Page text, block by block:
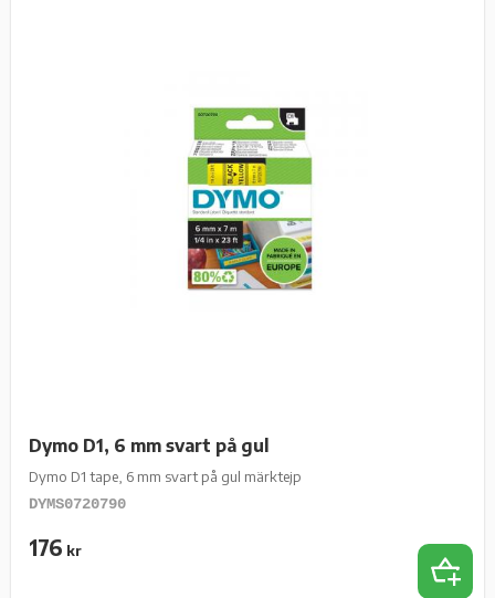
Dymo D1, 6 mm svart på gul
Dymo D1 tape, 6 mm svart på gul märktejp
DYMS0720790
176 kr